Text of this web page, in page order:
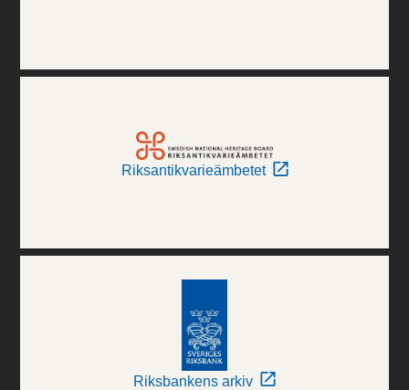
Riksantikvarieämbetet
Riksbankens arkiv